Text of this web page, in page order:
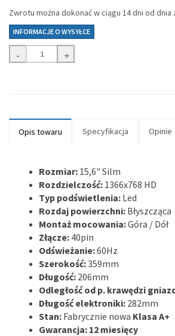
Zwrotu można dokonać w ciągu 14 dni od dnia
INFORMACJE O WYSYŁCE
- +
Opis towaru Specyfikacja Opinie
Rozmiar: 15,6" Silm
Rozdzielczość: 1366x768 HD
Typ podświetlenia: Led
Rozdaj powierzchni: Błyszcząca
Montaż mocowania:Góra / Dół
Złącze: 40pin
Odświeżanie:60Hz
Szerokość:359mm
Długość: 206mm
Odległość od p. krawędzi
Długość elektroniki: 282mm
Stan: Fabrycznie nowa Klasa A+
Gwarancja: 12 miesięcy